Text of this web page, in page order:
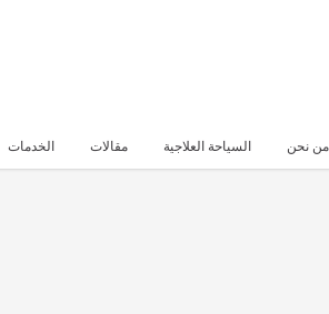
من نحن السياحة العلاجية مقالات الخدمات